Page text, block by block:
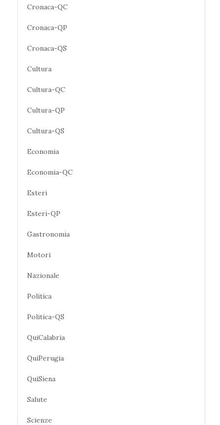
Cronaca-QC
Cronaca-QP
Cronaca-QS
Cultura
Cultura-QC
Cultura-QP
Cultura-QS
Economia
Economia-QC
Esteri
Esteri-QP
Gastronomia
Motori
Nazionale
Politica
Politica-QS
QuiCalabria
QuiPerugia
QuiSiena
Salute
Scienze